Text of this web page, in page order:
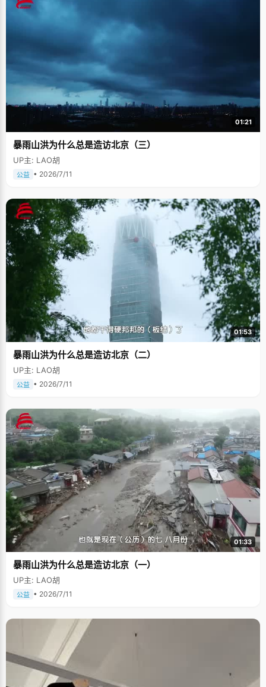
01:21
暴雨山洪为什么总是造访北京（三）
UP主: LAO胡
公益 • 2026/7/11
01:53
暴雨山洪为什么总是造访北京（二）
UP主: LAO胡
公益 • 2026/7/11
01:33
暴雨山洪为什么总是造访北京（一）
UP主: LAO胡
公益 • 2026/7/11